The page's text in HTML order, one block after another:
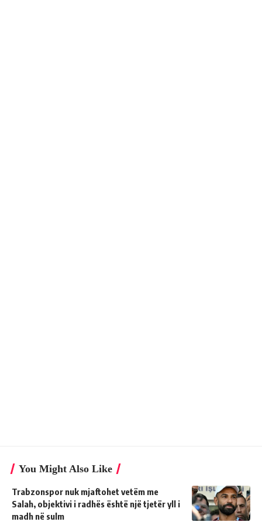
You Might Also Like
Trabzonspor nuk mjaftohet vetëm me
Salah, objektivi i radhës është një tjetër yll i
madh në sulm